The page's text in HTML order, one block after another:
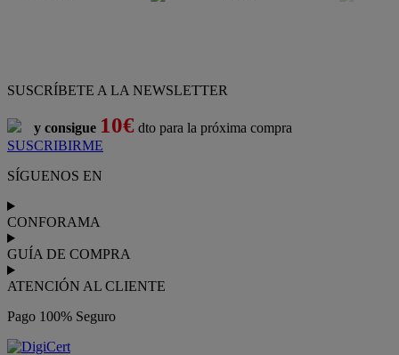
SUSCRÍBETE A LA NEWSLETTER
y consigue 10€ dto para la próxima compra
SUSCRIBIRME
SÍGUENOS EN
CONFORAMA
GUÍA DE COMPRA
ATENCIÓN AL CLIENTE
Pago 100% Seguro